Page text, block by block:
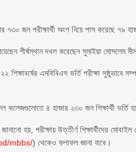
৭৩০ জন পরীক্ষার্থী অংশ নিয়ে পাস করেছে ৭৯
শীর্ষস্থান দখল করেছেন সুমাইয়া মোসলেম
শিক্ষাবর্ষের এমবিবিএস ভর্তি পরীক্ষা সুষ্ঠুভাবে
কলেজগুলোতে ৪ হাজার ২৩০ জন শিক্ষার্থী
হয়, পরীক্ষায় উত্তীর্ণ শিক্ষার্থীদের
mbbs/) থেকেও ফলাফল জানা যাবে।